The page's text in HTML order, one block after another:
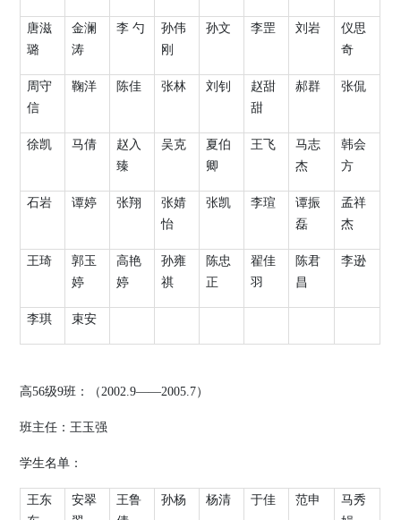
唐滋
璐
金澜
涛
李 勺
孙伟
刚
孙文 李罡 刘岩
仪思
奇
周守
信
鞠洋 陈佳 张林 刘钊
赵甜
甜
郝群 张侃
徐凯 马倩
赵入
臻
吴克
夏伯
卿
王飞
马志
杰
韩会
方
石岩 谭婷 张翔
张婧
怡
张凯 李瑄
谭振
磊
孟祥
杰
王琦
郭玉
婷
高艳
婷
孙雍
祺
陈忠
正
翟佳
羽
陈君
昌
李逊
李琪 束安
高56级9班：（2002.9——2005.7）
班主任：王玉强
学生名单：
王东
安翠
王鲁
孙杨 杨清 于佳 范申
马秀